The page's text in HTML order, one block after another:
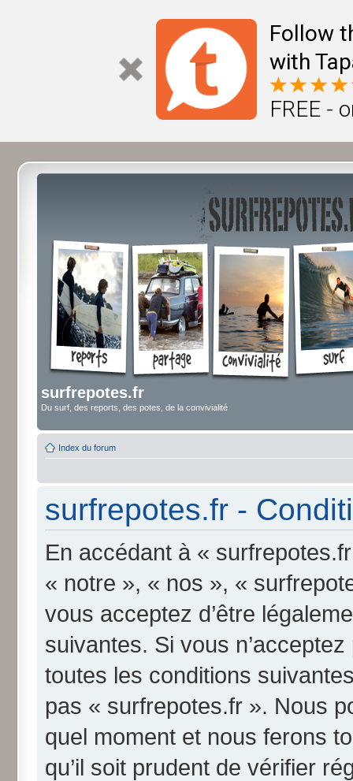
Follow
with
FREE -
surfrepotes.fr
Du surf, des reports, des potes, de la convivialité
Index du forum
surfrepotes.fr -
En accédant à «
« notre », « nos », «
vous acceptez d’être
suivantes. Si vous
toutes les conditions
pas « surfrepotes.fr ». Nous
quel moment et nous ferons
qu’il soit prudent de vérifier